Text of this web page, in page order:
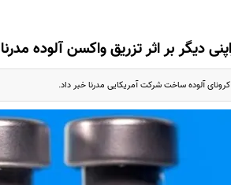
دیگر بر اثر تزریق واکسن آلوده مدرنا